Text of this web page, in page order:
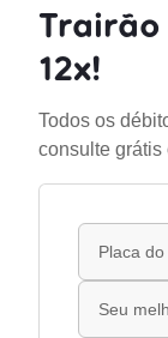
12x!
Todos os
consulte grátis